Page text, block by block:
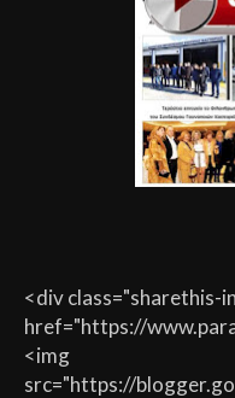
<div
href="https://
<img
src="https://